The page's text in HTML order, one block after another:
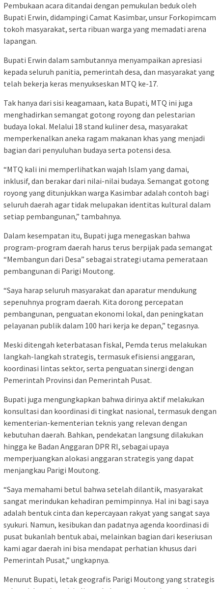
Pembukaan acara ditandai dengan pemukulan beduk oleh
Bupati Erwin, didampingi Camat Kasimbar, unsur Forkopimcam
tokoh masyarakat, serta ribuan warga yang memadati arena
lapangan.
Bupati Erwin dalam sambutannya menyampaikan apresiasi
kepada seluruh panitia, pemerintah desa, dan masyarakat yang
telah bekerja keras menyukseskan MTQ ke-17.
Tak hanya dari sisi keagamaan, kata Bupati, MTQ ini juga
menghadirkan semangat gotong royong dan pelestarian
budaya lokal. Melalui 18 stand kuliner desa, masyarakat
memperkenalkan aneka ragam makanan khas yang menjadi
bagian dari penyuluhan budaya serta potensi desa.
“MTQ kali ini memperlihatkan wajah Islam yang damai,
inklusif, dan berakar dari nilai-nilai budaya. Semangat gotong
royong yang ditunjukkan warga Kasimbar adalah contoh bagi
seluruh daerah agar tidak melupakan identitas kultural dalam
setiap pembangunan,” tambahnya.
Dalam kesempatan itu, Bupati juga menegaskan bahwa
program-program daerah harus terus berpijak pada semangat
“Membangun dari Desa” sebagai strategi utama pemerataan
pembangunan di Parigi Moutong.
“Saya harap seluruh masyarakat dan aparatur mendukung
sepenuhnya program daerah. Kita dorong percepatan
pembangunan, penguatan ekonomi lokal, dan peningkatan
pelayanan publik dalam 100 hari kerja ke depan,” tegasnya.
Meski ditengah keterbatasan fiskal, Pemda terus melakukan
langkah-langkah strategis, termasuk efisiensi anggaran,
koordinasi lintas sektor, serta penguatan sinergi dengan
Pemerintah Provinsi dan Pemerintah Pusat.
Bupati juga mengungkapkan bahwa dirinya aktif melakukan
konsultasi dan koordinasi di tingkat nasional, termasuk dengan
kementerian-kementerian teknis yang relevan dengan
kebutuhan daerah. Bahkan, pendekatan langsung dilakukan
hingga ke Badan Anggaran DPR RI, sebagai upaya
memperjuangkan alokasi anggaran strategis yang dapat
menjangkau Parigi Moutong.
“Saya memahami betul bahwa setelah dilantik, masyarakat
sangat merindukan kehadiran pemimpinnya. Hal ini bagi saya
adalah bentuk cinta dan kepercayaan rakyat yang sangat saya
syukuri. Namun, kesibukan dan padatnya agenda koordinasi di
pusat bukanlah bentuk abai, melainkan bagian dari keseriusan
kami agar daerah ini bisa mendapat perhatian khusus dari
Pemerintah Pusat,” ungkapnya.
Menurut Bupati, letak geografis Parigi Moutong yang strategis